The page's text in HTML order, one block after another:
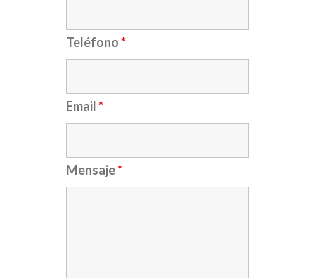
Teléfono*
Email*
Mensaje*